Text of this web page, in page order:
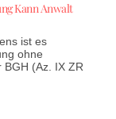
Kann Anwalt
ist es
ohne
BGH (Az. IX ZR